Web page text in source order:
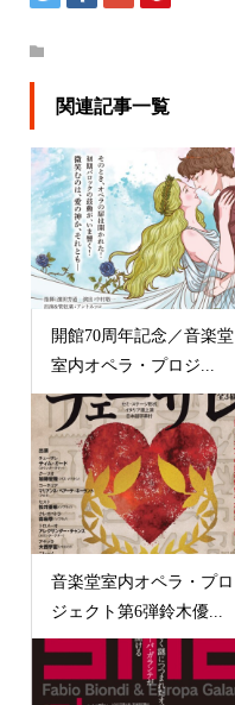
関連記事一覧
開館70周年記念／音楽堂
室内オペラ・プロジ...
音楽堂室内オペラ・プロ
ジェクト第6弾鈴木優...